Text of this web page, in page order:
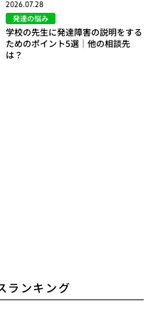
2026.07.28
発達の悩み
学校の先生に発達障害の説明をする
ためのポイント5選｜他の相談先
は？
ランキング